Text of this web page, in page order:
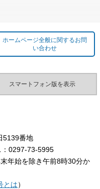
ホームページ全般に関するお問
い合わせ
スマートフォン版を表示
5139番地
0297-73-5995
年始を除き午前8時30分か
とは）